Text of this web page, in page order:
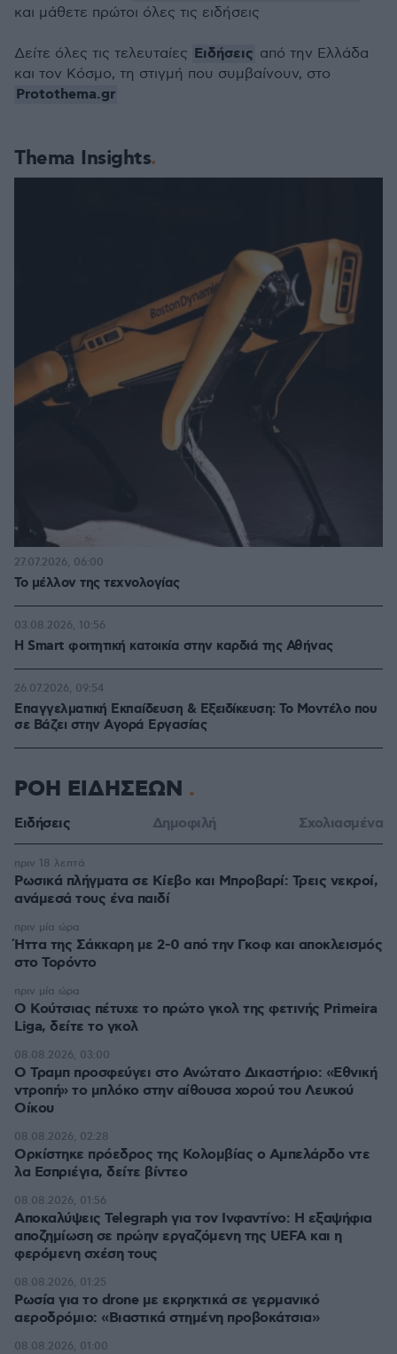
Thema Insights
Το μέλλον της τεχνολογίας
27.07.2026, 06:00
Η Smart φοιτητική κατοικία στην καρδιά της Αθήνας
03.08.2026, 10:56
Επαγγελματική Εκπαίδευση & Εξειδίκευση: Το Mοντέλο που
σε Bάζει στην Aγορά Eργασίας
26.07.2026, 09:54
και μάθετε πρώτοι όλες τις ειδήσεις
Δείτε όλες τις τελευταίες Ειδήσεις από την Ελλάδα
και τον Κόσμο, τη στιγμή που συμβαίνουν, στο
Protothema.gr
ΡΟΗ ΕΙΔΗΣΕΩΝ
Ειδήσεις Δημοφιλή Σχολιασμένα
Ρωσικά πλήγματα σε Κίεβο και Μπροβαρί: Τρεις νεκροί,
ανάμεσά τους ένα παιδί
πριν 18 λεπτά
Ήττα της Σάκκαρη με 2-0 από την Γκοφ και αποκλεισμός
στο Τορόντο
πριν μία ώρα
Ο Κούτσιας πέτυχε το πρώτο γκολ της φετινής Primeira
Liga, δείτε το γκολ
πριν μία ώρα
Ο Τραμπ προσφεύγει στο Ανώτατο Δικαστήριο: «Εθνική
ντροπή» το μπλόκο στην αίθουσα χορού του Λευκού
Οίκου
08.08.2026, 03:00
Ορκίστηκε πρόεδρος της Κολομβίας ο Αμπελάρδο ντε
λα Εσπριέγια, δείτε βίντεο
08.08.2026, 02:28
Αποκαλύψεις Telegraph για τον Ινφαντίνο: Η εξαψήφια
αποζημίωση σε πρώην εργαζόμενη της UEFA και η
φερόμενη σχέση τους
08.08.2026, 01:56
Ρωσία για το drone με εκρηκτικά σε γερμανικό
αεροδρόμιο: «Βιαστικά στημένη προβοκάτσια»
08.08.2026, 01:25
08.08.2026, 01:00